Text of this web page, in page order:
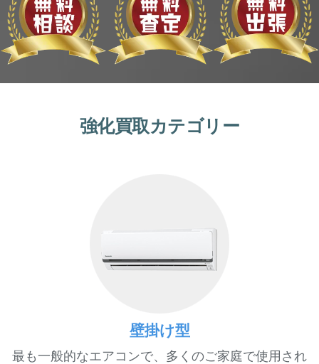
強化買取カテゴリー
壁掛け型
最も一般的なエアコンで、多くのご家庭で使用され